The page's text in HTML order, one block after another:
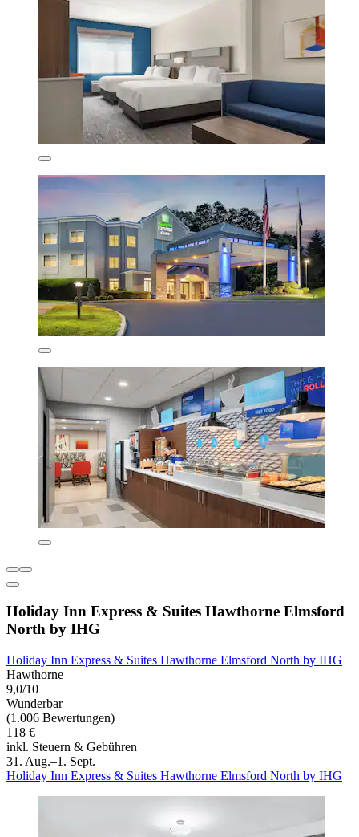
Holiday Inn Express & Suites Hawthorne Elmsford
North by IHG
Holiday Inn Express & Suites Hawthorne Elmsford North by IHG
Hawthorne
9,0/10
Wunderbar
(1.006 Bewertungen)
118 €
inkl. Steuern & Gebühren
31. Aug.–1. Sept.
Holiday Inn Express & Suites Hawthorne Elmsford North by IHG